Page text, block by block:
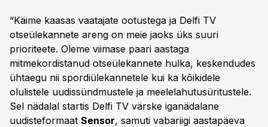
“Käime kaasas vaatajate ootustega ja Delfi TV
otseülekannete areng on meie jaoks üks suuri
prioriteete. Oleme viimase paari aastaga
mitmekordistanud otseülekannete hulka, keskendudes
ühtaegu nii spordiülekannetele kui ka kõikidele
olulistele uudissündmustele ja meelelahutusüritustele.
Sel nädalal startis Delfi TV värske iganädalane
uudisteformaat Sensor, samuti vabariigi aastapäeva